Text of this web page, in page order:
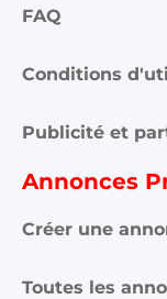
FAQ
Conditions
Publicité et
Annonces
Créer une
Toutes les